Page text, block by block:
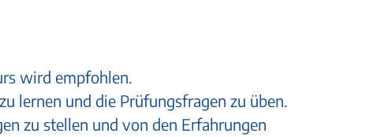
wird empfohlen.
lernen und die Prüfungsfragen zu üben.
zu stellen und von den Erfahrungen